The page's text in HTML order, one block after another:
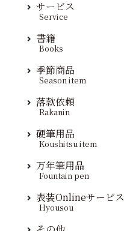
サービス
Service
書籍
Books
季節商品
Season item
落款依頼
Rakanin
硬筆用品
Koushitsu item
万年筆用品
Fountain pen
表装Onlineサービス
Hyousou